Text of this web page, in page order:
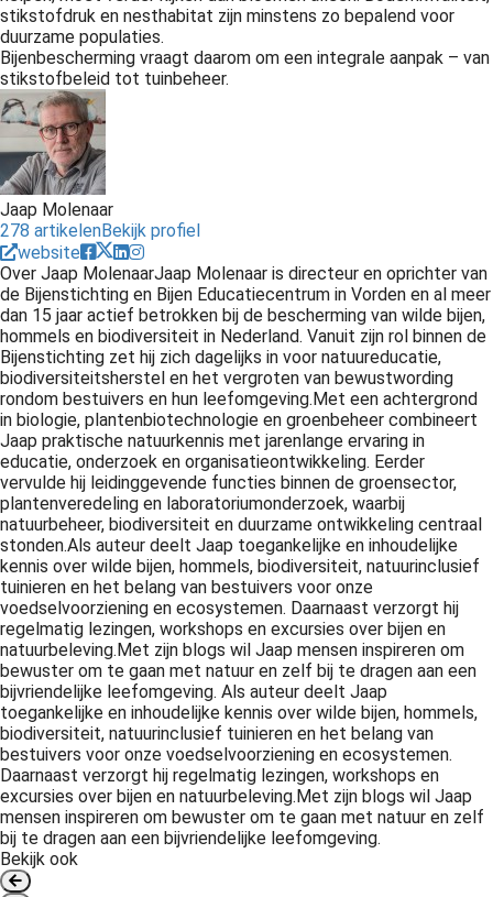
stikstofdruk en nesthabitat zijn minstens zo bepalend voor
duurzame populaties.
Bijenbescherming vraagt daarom om een integrale aanpak – van
stikstofbeleid tot tuinbeheer.
Jaap Molenaar
278 artikelenBekijk profiel
website
Over Jaap MolenaarJaap Molenaar is directeur en oprichter van
de Bijenstichting en Bijen Educatiecentrum in Vorden en al meer
dan 15 jaar actief betrokken bij de bescherming van wilde bijen,
hommels en biodiversiteit in Nederland. Vanuit zijn rol binnen de
Bijenstichting zet hij zich dagelijks in voor natuureducatie,
biodiversiteitsherstel en het vergroten van bewustwording
rondom bestuivers en hun leefomgeving.Met een achtergrond
in biologie, plantenbiotechnologie en groenbeheer combineert
Jaap praktische natuurkennis met jarenlange ervaring in
educatie, onderzoek en organisatieontwikkeling. Eerder
vervulde hij leidinggevende functies binnen de groensector,
plantenveredeling en laboratoriumonderzoek, waarbij
natuurbeheer, biodiversiteit en duurzame ontwikkeling centraal
stonden.Als auteur deelt Jaap toegankelijke en inhoudelijke
kennis over wilde bijen, hommels, biodiversiteit, natuurinclusief
tuinieren en het belang van bestuivers voor onze
voedselvoorziening en ecosystemen. Daarnaast verzorgt hij
regelmatig lezingen, workshops en excursies over bijen en
natuurbeleving.Met zijn blogs wil Jaap mensen inspireren om
bewuster om te gaan met natuur en zelf bij te dragen aan een
bijvriendelijke leefomgeving. Als auteur deelt Jaap
toegankelijke en inhoudelijke kennis over wilde bijen, hommels,
biodiversiteit, natuurinclusief tuinieren en het belang van
bestuivers voor onze voedselvoorziening en ecosystemen.
Daarnaast verzorgt hij regelmatig lezingen, workshops en
excursies over bijen en natuurbeleving.Met zijn blogs wil Jaap
mensen inspireren om bewuster om te gaan met natuur en zelf
bij te dragen aan een bijvriendelijke leefomgeving.
Bekijk ook